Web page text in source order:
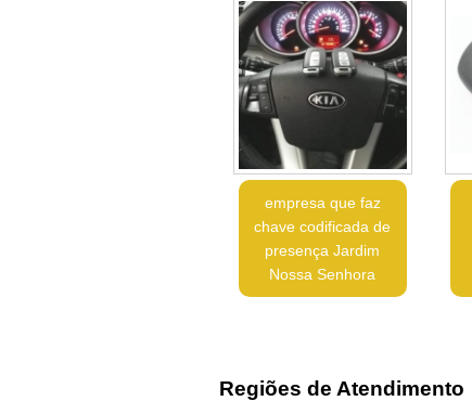
empresa que faz
chave codificada de
presença Jardim
Nossa Senhora
Regiões de Atendimento